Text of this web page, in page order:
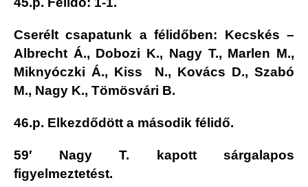
Cserélt csapatunk a félidőben: Kecskés –
Albrecht Á., Dobozi K., Nagy T., Marlen M.,
Miknyóczki Á., Kiss N., Kovács D., Szabó
M., Nagy K., Tömösvári B.
46.p. Elkezdődött a második félidő.
59′ Nagy T. kapott sárgalapos
figyelmeztetést.